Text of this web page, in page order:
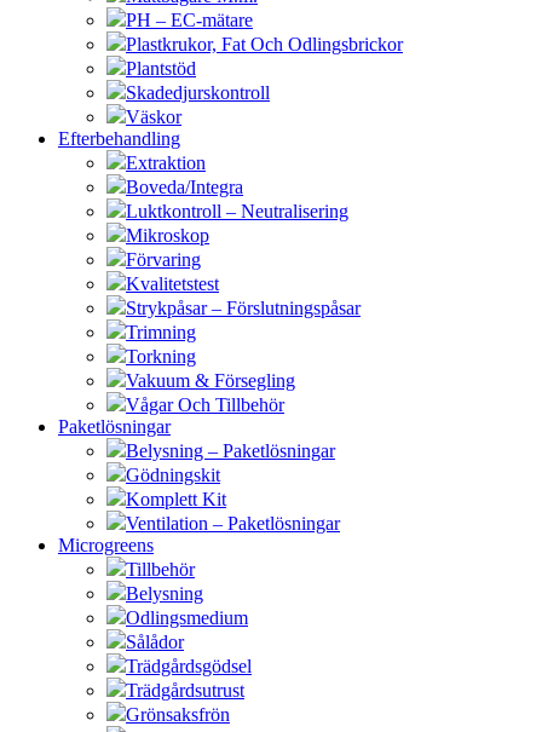
PH – EC-mätare
Plastkrukor, Fat Och Odlingsbrickor
Plantstöd
Skadedjurskontroll
Väskor
Efterbehandling
Extraktion
Boveda/Integra
Luktkontroll – Neutralisering
Mikroskop
Förvaring
Kvalitetstest
Strykpåsar – Förslutningspåsar
Trimning
Torkning
Vakuum & Försegling
Vågar Och Tillbehör
Paketlösningar
Belysning – Paketlösningar
Gödningskit
Komplett Kit
Ventilation – Paketlösningar
Microgreens
Tillbehör
Belysning
Odlingsmedium
Sålådor
Trädgårdsgödsel
Trädgårdsutrust
Grönsaksfrön